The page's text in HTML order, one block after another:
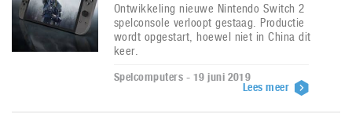
Ontwikkeling nieuwe Nintendo Switch 2
spelconsole verloopt gestaag. Productie
wordt opgestart, hoewel niet in China dit
keer.
Spelcomputers - 19 juni 2019
Lees meer